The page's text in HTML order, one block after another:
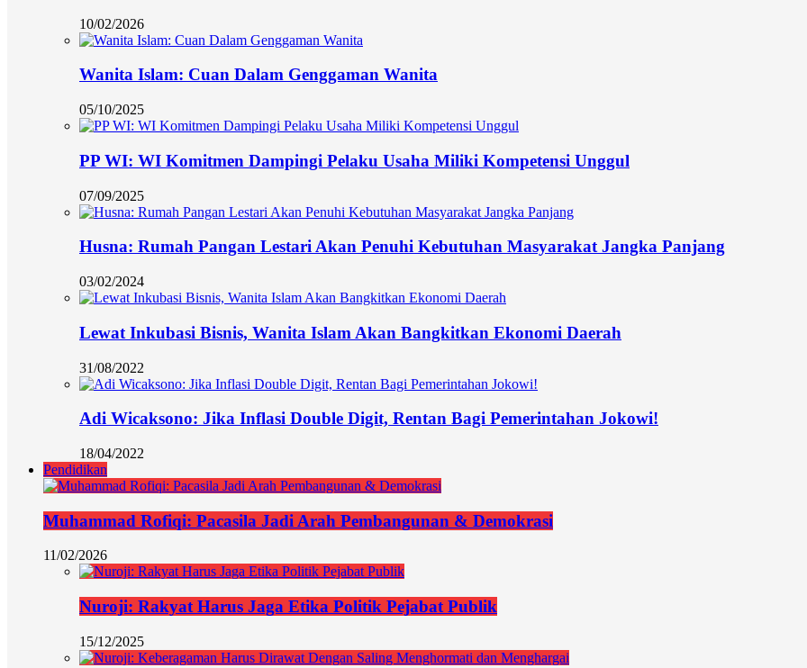
10/02/2026
Wanita Islam: Cuan Dalam Genggaman Wanita
05/10/2025
PP WI: WI Komitmen Dampingi Pelaku Usaha Miliki Kompetensi Unggul
07/09/2025
Husna: Rumah Pangan Lestari Akan Penuhi Kebutuhan Masyarakat Jangka Panjang
03/02/2024
Lewat Inkubasi Bisnis, Wanita Islam Akan Bangkitkan Ekonomi Daerah
31/08/2022
Adi Wicaksono: Jika Inflasi Double Digit, Rentan Bagi Pemerintahan Jokowi!
18/04/2022
Pendidikan
Muhammad Rofiqi: Pacasila Jadi Arah Pembangunan & Demokrasi
11/02/2026
Nuroji: Rakyat Harus Jaga Etika Politik Pejabat Publik
15/12/2025